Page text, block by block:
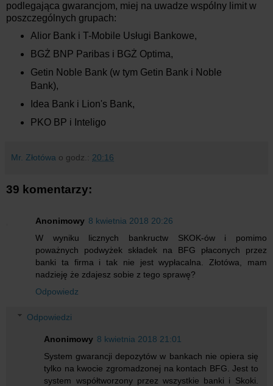
podlegająca gwarancjom, miej na uwadze wspólny limit w
poszczególnych grupach:
Alior Bank i T-Mobile Usługi Bankowe,
BGŻ BNP Paribas i BGŻ Optima,
Getin Noble Bank (w tym Getin Bank i Noble
Bank),
Idea Bank i Lion's Bank,
PKO BP i Inteligo
Mr. Złotówa o godz.: 20:16
39 komentarzy:
Anonimowy 8 kwietnia 2018 20:26
W wyniku licznych bankructw SKOK-ów i pomimo
poważnych podwyżek składek na BFG płaconych przez
banki ta firma i tak nie jest wypłacalna. Złotówa, mam
nadzieję że zdajesz sobie z tego sprawę?
Odpowiedz
Odpowiedzi
Anonimowy 8 kwietnia 2018 21:01
System gwarancji depozytów w bankach nie opiera się
tylko na kwocie zgromadzonej na kontach BFG. Jest to
system współtworzony przez wszystkie banki i Skoki.